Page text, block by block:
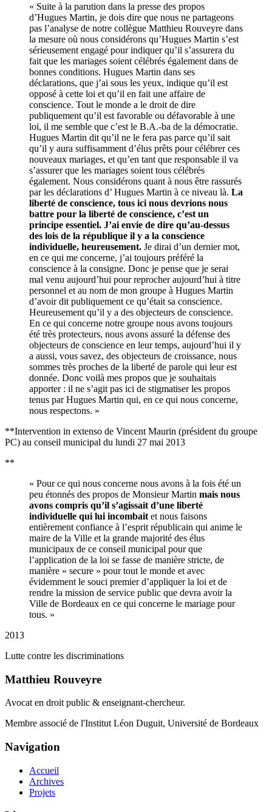
« Suite à la parution dans la presse des propos
d’Hugues Martin, je dois dire que nous ne partageons
pas l’analyse de notre collègue Matthieu Rouveyre dans
la mesure où nous considérons qu’Hugues Martin s’est
sérieusement engagé pour indiquer qu’il s’assurera du
fait que les mariages soient célébrés également dans de
bonnes conditions. Hugues Martin dans ses
déclarations, que j’ai sous les yeux, indique qu’il est
opposé à cette loi et qu’il en fait une affaire de
conscience. Tout le monde a le droit de dire
publiquement qu’il est favorable ou défavorable à une
loi, il me semble que c’est le B.A.-ba de la démocratie.
Hugues Martin dit qu’il ne le fera pas parce qu’il sait
qu’il y aura suffisamment d’élus prêts pour célébrer ces
nouveaux mariages, et qu’en tant que responsable il va
s’assurer que les mariages soient tous célébrés
également. Nous considérons quant à nous être rassurés
par les déclarations d’ Hugues Martin à ce niveau là. La
liberté de conscience, tous ici nous devrions nous
battre pour la liberté de conscience, c’est un
principe essentiel. J’ai envie de dire qu’au-dessus
des lois de la république il y a la conscience
individuelle, heureusement. Je dirai d’un dernier mot,
en ce qui me concerne, j’ai toujours préféré la
conscience à la consigne. Donc je pense que je serai
mal venu aujourd’hui pour reprocher aujourd’hui à titre
personnel et au nom de mon groupe à Hugues Martin
d’avoir dit publiquement ce qu’était sa conscience.
Heureusement qu’il y a des objecteurs de conscience.
En ce qui concerne notre groupe nous avons toujours
été très protecteurs, nous avons assuré la défense des
objecteurs de conscience en leur temps, aujourd’hui il y
a aussi, vous savez, des objecteurs de croissance, nous
sommes très proches de la liberté de parole qui leur est
donnée. Donc voilà mes propos que je souhaitais
apporter : il ne s’agit pas ici de stigmatiser les propos
tenus par Hugues Martin qui, en ce qui nous concerne,
nous respectons. »
**Intervention in extenso de Vincent Maurin (président du groupe
PC) au conseil municipal du lundi 27 mai 2013
**
« Pour ce qui nous concerne nous avons à la fois été un
peu étonnés des propos de Monsieur Martin mais nous
avons compris qu’il s’agissait d’une liberté
individuelle qui lui incombait et nous faisons
entièrement confiance à l’esprit républicain qui anime le
maire de la Ville et la grande majorité des élus
municipaux de ce conseil municipal pour que
l’application de la loi se fasse de manière stricte, de
manière « secure » pour tout le monde et avec
évidemment le souci premier d’appliquer la loi et de
rendre la mission de service public que devra avoir la
Ville de Bordeaux en ce qui concerne le mariage pour
tous. »
2013
Lutte contre les discriminations
Matthieu Rouveyre
Avocat en droit public & enseignant-chercheur.
Membre associé de l'Institut Léon Duguit, Université de Bordeaux
Navigation
Accueil
Archives
Projets